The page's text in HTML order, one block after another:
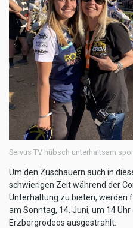
Servus TV hübsch unterhaltsam
Um den Zuschauern auch in
schwierigen Zeit während der
Unterhaltung zu bieten, werden
am Sonntag, 14. Juni, um 14 Uhr
Erzbergrodeos ausgestrahlt.